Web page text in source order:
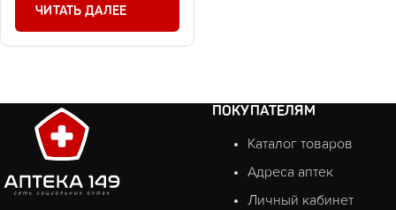
ЧИТАТЬ ДАЛЕЕ
ПОКУПАТЕЛЯМ
Каталог товаров
Адреса аптек
Личный кабинет